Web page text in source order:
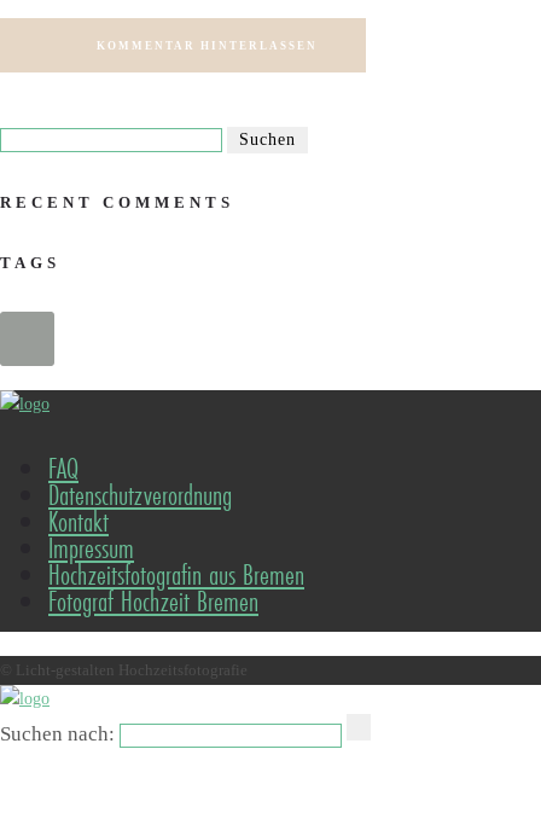
KOMMENTAR HINTERLASSEN
RECENT COMMENTS
TAGS
FAQ
Datenschutzverordnung
Kontakt
Impressum
Hochzeitsfotografin aus Bremen
Fotograf Hochzeit Bremen
© Licht-gestalten Hochzeitsfotografie
Suchen nach: